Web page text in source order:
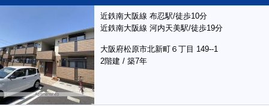
近鉄南大阪線 布忍駅/徒歩10分
近鉄南大阪線 河内天美駅/徒歩19分
大阪府松原市北新町６丁目 149--1
2階建 / 築7年